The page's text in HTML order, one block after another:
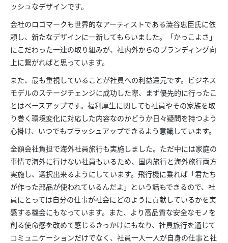
ッシュなデザインです。
会社のロゴマークも世界的なアーティストである澁谷忠臣氏に依
頼し、新たなデザインに一新してもらいました。「かっこよさ」
にこだわった一連の取り組みが、社内外からのブランディング向
上に繋がればと思っています。
また、最も重視していることが社員への利益還元です。ビジネス
モデルのステージチェンジに成功した際、まず優先的に行ったこ
とはベースアップです。福利厚生に関しても社員やその家族を取
り巻く環境変化に対応した内容なのかどうか日々疑問を持つよう
心掛け、いつでもブラッシュアップできるよう意識しています。
全額会社負担で海外社員旅行も実施しました。ただ中には家庭の
事情で海外に行けない社員もいるため、国内旅行と海外旅行両方
実施し、選択出来るようにしています。飛行機に乗れば「君たち
が作った部品が使われているんだよ」という話もできるので、社
員にとっては自分の仕事が社会にどのように貢献しているかを実
感する機会にもなっています。また、より高品質な安全なモノを
創る使命感を改めて感じるきっかけにもなり、社員旅行を通じて
コミュニケーションだけでなく、社員一人一人が自身の仕事と社